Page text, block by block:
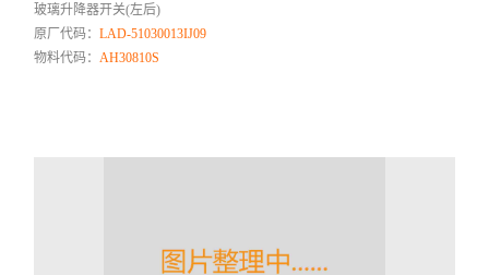
玻璃升降器开关(左后)
原厂代码：LAD-51030013IJ09
物料代码：AH30810S